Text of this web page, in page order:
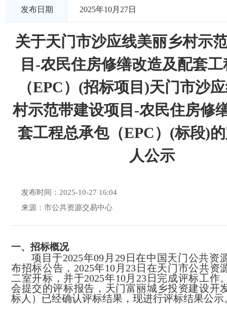
发布日期 2025年10月27日
关于天门市沙应线美丽乡村示
目-农民住房修缮改造及配套
（EPC）(招标项目)天门市沙
村示范带建设项目-农民住房修
套工程总承包（EPC）(标段)
人公示
发布时间：2025-10-27 16:04
来源：市公共资源交易中心
一、招标概况
项目于2025年09月29日在中国天门公共资
布招标公告，2025年10月23日在天门市公共资
二室开标，并于2025年10月23日完成评标工作
会提交的评标报告，天门富丽城乡投资建设开
标人）已经确认评标结果，现进行评标结果公示